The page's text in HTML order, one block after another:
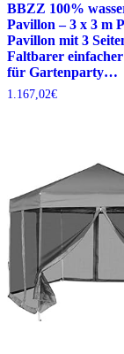
BBZZ 100%
Pavillon – 3 x 3 m
Pavillon mit 3
Faltbarer
für Gartenparty…
1.167,02€